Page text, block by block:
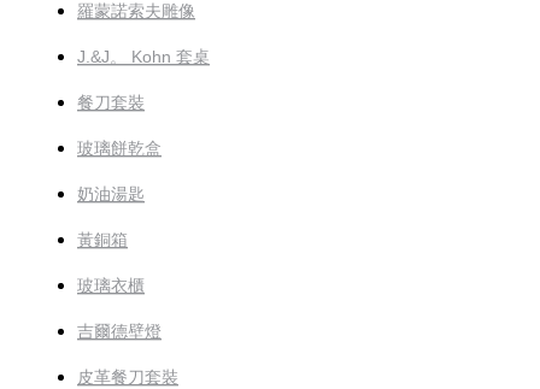
羅蒙諾索夫雕像
J.&J。 Kohn 套桌
餐刀套裝
玻璃餅乾盒
奶油湯匙
黃銅箱
玻璃衣櫃
吉爾德壁燈
皮革餐刀套裝